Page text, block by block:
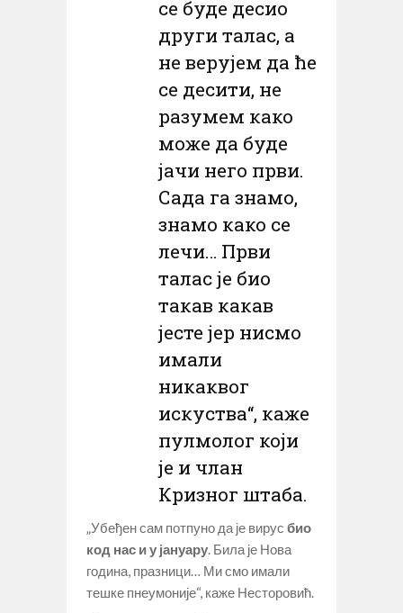
се буде десио
други талас, а
не верујем да ће
се десити, не
разумем како
може да буде
јачи него први.
Сада га знамо,
знамо како се
лечи… Први
талас је био
такав какав
јесте јер нисмо
имали
никаквог
искуства“, каже
пулмолог који
је и члан
Кризног штаба.
„Убеђен сам потпуно да је вирус био
код нас и у јануару . Била је Нова
година, празници… Ми смо имали
тешке пнеумоније“, каже Несторовић.